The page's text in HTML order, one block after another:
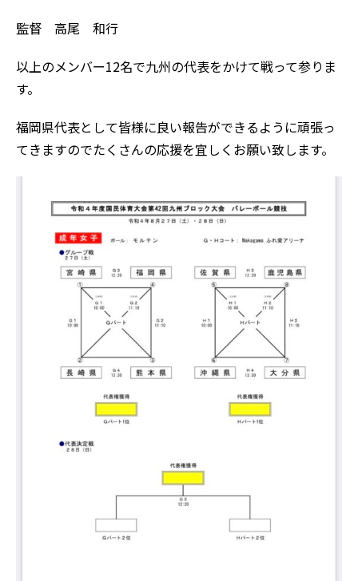
監督 高尾 和行
以上のメンバー12名で九州の代表をかけて戦って参りま
す。
福岡県代表として皆様に良い報告ができるように頑張っ
てきますのでたくさんの応援を宜しくお願い致します。